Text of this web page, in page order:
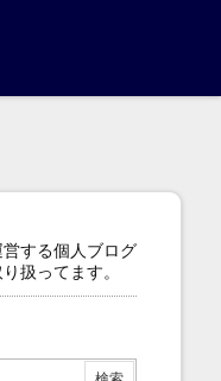
する個人ブログ
扱ってます。